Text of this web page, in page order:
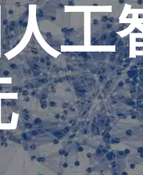
工